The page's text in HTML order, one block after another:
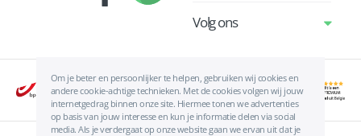
Om je beter en persoonlijker te helpen, gebruiken wij cookies en
andere cookie-achtige technieken. Met de cookies volgen wij jouw
internetgedrag binnen onze site. Hiermee tonen we advertenties
op basis van jouw interesse en kun je informatie delen via social
media. Als je verdergaat op onze website gaan we ervan uit dat je
Volg ons